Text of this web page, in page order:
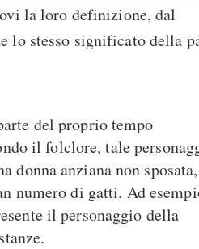
la loro definizione, dal
lo stesso significato della
del proprio tempo
il folclore, tale
donna anziana non sposata,
numero di gatti. Ad
il personaggio della